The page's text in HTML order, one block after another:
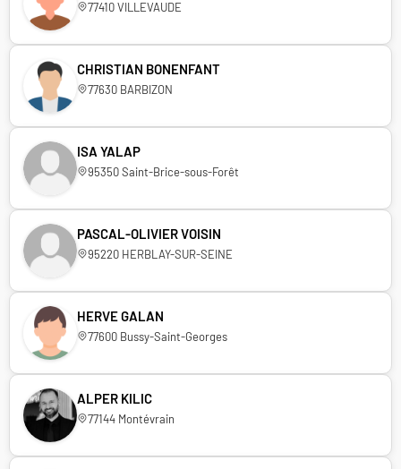
77410 VILLEVAUDE
CHRISTIAN BONENFANT
77630 BARBIZON
ISA YALAP
95350 Saint-Brice-sous-Forêt
PASCAL-OLIVIER VOISIN
95220 HERBLAY-SUR-SEINE
HERVE GALAN
77600 Bussy-Saint-Georges
ALPER KILIC
77144 Montévrain